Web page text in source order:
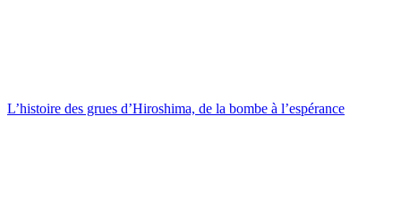
L’histoire des grues d’Hiroshima, de la bombe à l’espérance